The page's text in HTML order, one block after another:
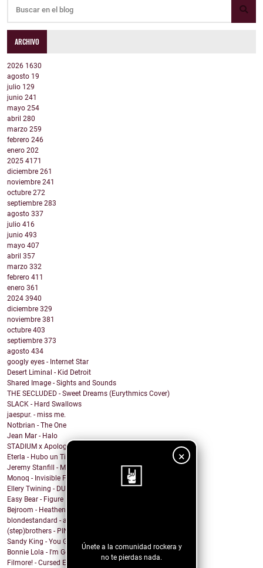
×
Únete a la comunidad rockera y
no te pierdas nada.
ARCHIVO
2026 1630
agosto 19
julio 129
junio 241
mayo 254
abril 280
marzo 259
febrero 246
enero 202
2025 4171
diciembre 261
noviembre 241
octubre 272
septiembre 283
agosto 337
julio 416
junio 493
mayo 407
abril 357
marzo 332
febrero 411
enero 361
2024 3940
diciembre 329
noviembre 381
octubre 403
septiembre 373
agosto 434
googly eyes - Internet Star
Desert Liminal - Kid Detroit
Shared Image - Sights and Sounds
THE SECLUDED - Sweet Dreams (Eurythmics Cover)
SLACK - Hard Swallows
jaespur. - miss me.
Notbrian - The One
Jean Mar - Halo
STADIUM x Apologygrl - Ocean Wave
Eterla - Hubo un Tiempo
Jeremy Stanfill - Moving Day
Monoq - Invisible Finish Line
Ellery Twining - DUSTY SPRINGFIELD'S RECORD COLLEC...
Easy Bear - Figure It Out
Bejroom - Heathens
blondestandard - arms of another
(step)brothers - PINOT NOIR
Sandy King - You Got Me Mixed Up With That Bottle
Bonnie Lola - I'm Going Home
Filmore! - Cursed Energy